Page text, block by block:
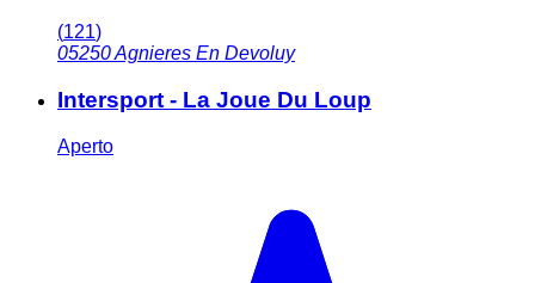
(121)
05250Agnieres En Devoluy
Intersport - La Joue Du Loup
Aperto